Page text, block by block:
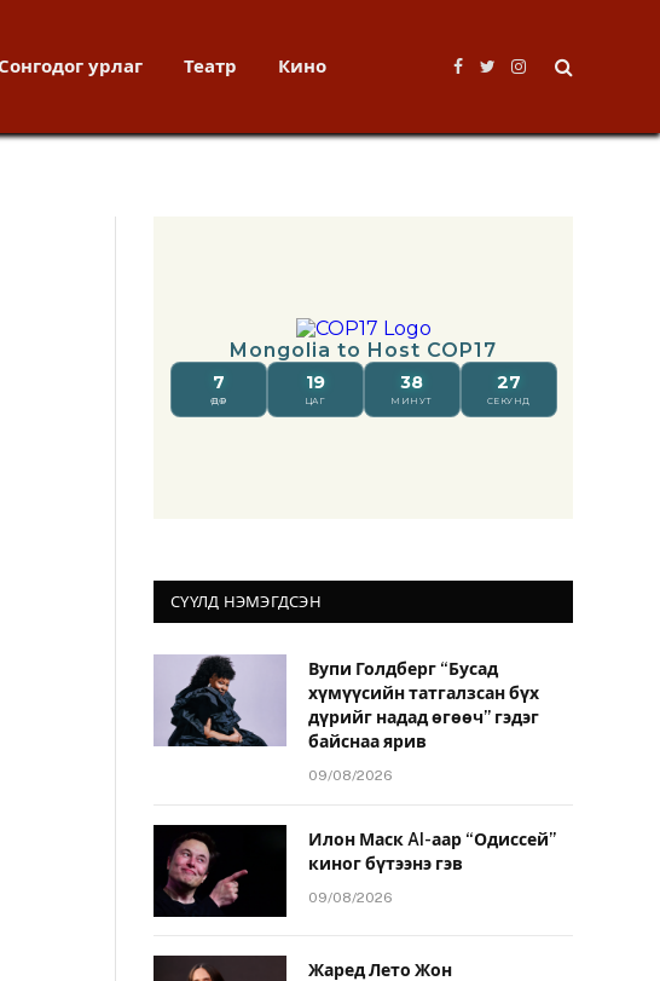
Сонгодог урлаг Театр Кино
Facebook
TwitterInstagram
СҮҮЛД НЭМЭГДСЭН
Вупи Голдберг “Бусад
хүмүүсийн татгалзсан бүх
дүрийг надад өгөөч” гэдэг
байснаа ярив
09/08/2026
Илон Маск AI-аар “Одиссей”
киног бүтээнэ гэв
09/08/2026
Жаред Лето Жон